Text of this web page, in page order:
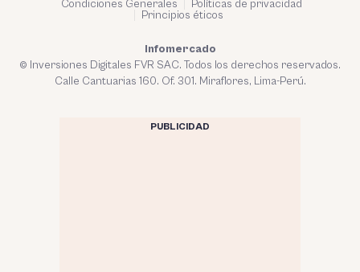
Condiciones Generales
Políticas de privacidad
Principios éticos
Infomercado
© Inversiones Digitales FVR SAC. Todos los derechos reservados.
Calle Cantuarias 160. Of. 301. Miraflores, Lima-Perú.
PUBLICIDAD